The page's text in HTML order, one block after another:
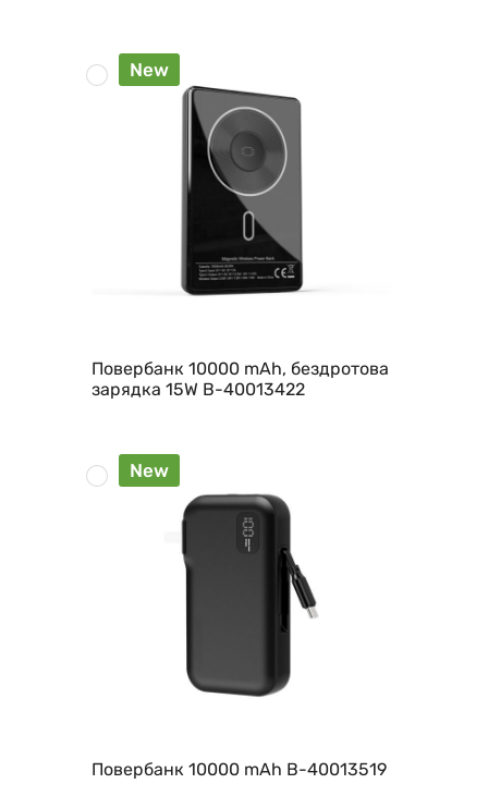
New
Повербанк 10000 mAh, бездротова
зарядка 15W B-40013422
New
Повербанк 10000 mAh B-40013519